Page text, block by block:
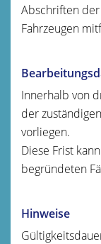
Abschriften
Fahrzeugen
Innerhalb von
der
vorliegen.
Diese Frist
begründeten
Hinweise